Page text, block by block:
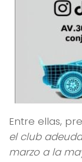
Entre ellas,
el club
marzo a la